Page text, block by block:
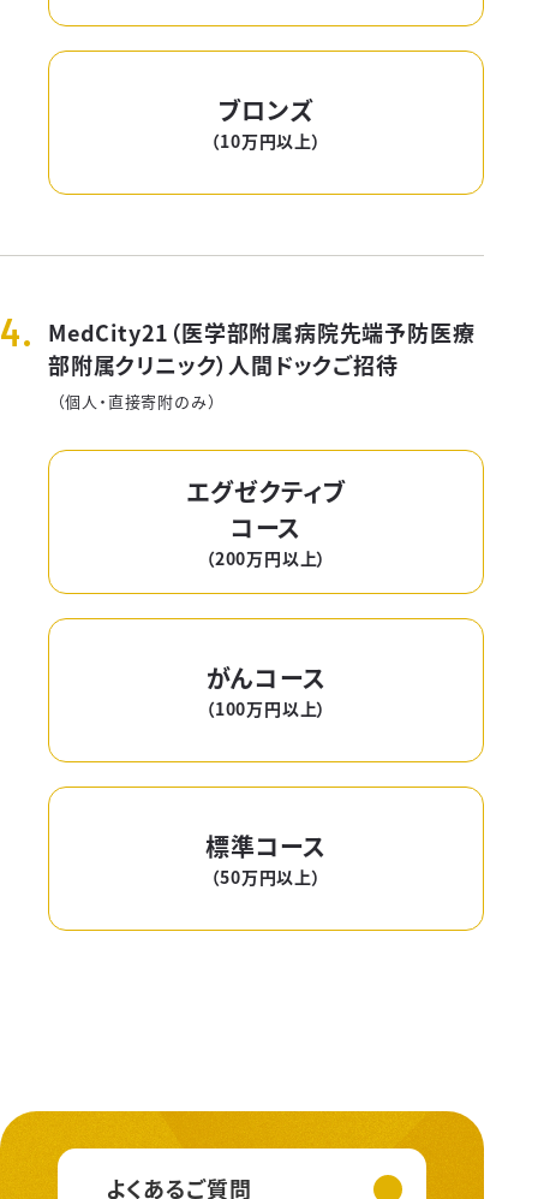
ブロンズ
（10万円以上）
MedCity21（医学部附属病院先端予防医療
部附属クリニック）人間ドックご招待
（個人・直接寄附のみ）
エグゼクティブ
コース
（200万円以上）
がんコース
（100万円以上）
標準コース
（50万円以上）
よくあるご質問